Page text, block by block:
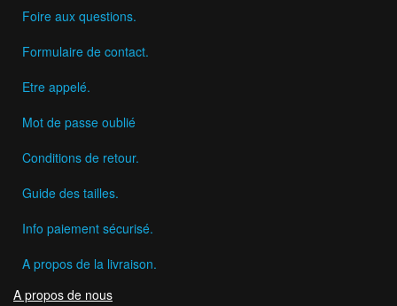
Foire aux questions.
Formulaire de contact.
Etre appelé.
Mot de passe oublié
Conditions de retour.
Guide des tailles.
Info paiement sécurisé.
A propos de la livraison.
A propos de nous